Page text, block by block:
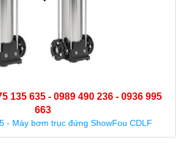
635 - 0989 490 236 - 0936 995
663
bơm trục đứng ShowFou CDLF